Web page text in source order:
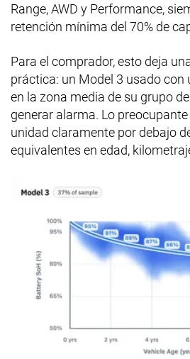
Range, AWD y Performance,
retención mínima del 70% de
Para el comprador, esto deja
práctica: un Model 3 usado con
en la zona media de su grupo
generar alarma. Lo
unidad claramente por debajo
equivalentes en edad,